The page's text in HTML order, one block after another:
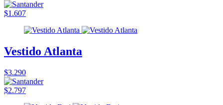
$1.607
Vestido Atlanta
$3.290
$2.797